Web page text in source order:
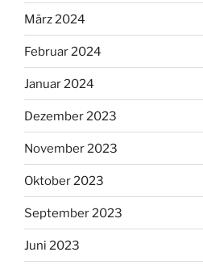
März 2024
Februar 2024
Januar 2024
Dezember 2023
November 2023
Oktober 2023
September 2023
Juni 2023